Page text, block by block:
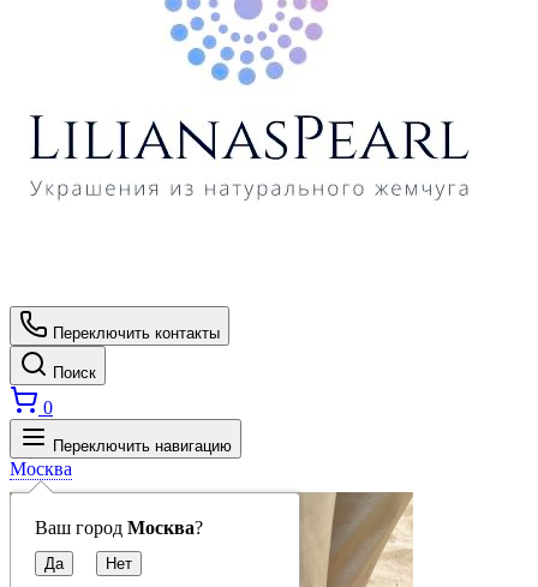
Переключить контакты
Поиск
0
Переключить навигацию
Москва
Ваш город Москва?